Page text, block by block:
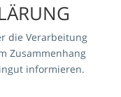
die Verarbeitung
Zusammenhang
informieren.